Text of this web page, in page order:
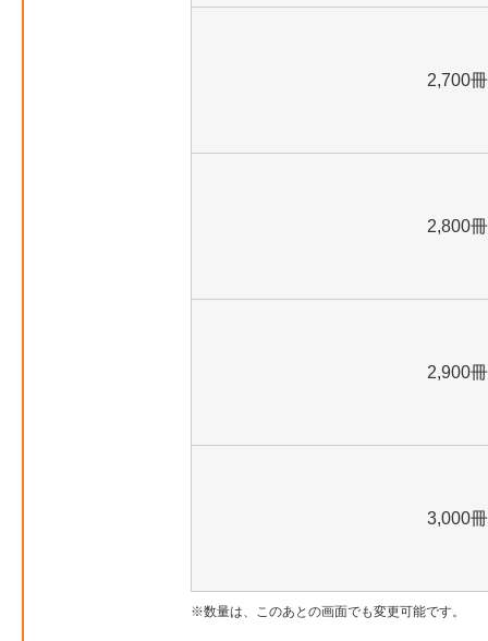
2,700冊
2,800冊
2,900冊
3,000冊
数量は、このあとの画面でも変更可能です。